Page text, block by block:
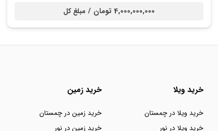
4,000,000,000 تومان / مبلغ کل
خرید ویلا
خرید ویلا در چمستان
خرید ویلا در نور
خرید زمین
خرید زمین در چمستان
خرید زمین در نور